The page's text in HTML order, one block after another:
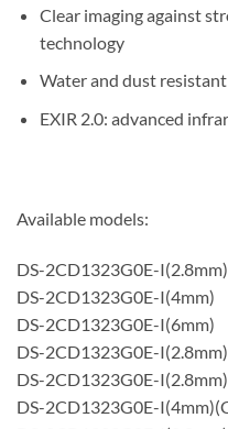
Clear imaging against
technology
Water and dust
EXIR 2.0: advanced
Available models:
DS-2CD1323G0E-I(2.8mm)
DS-2CD1323G0E-I(4mm)
DS-2CD1323G0E-I(6mm)
DS-2CD1323G0E-I(2.8mm)
DS-2CD1323G0E-
DS-2CD1323G0E-